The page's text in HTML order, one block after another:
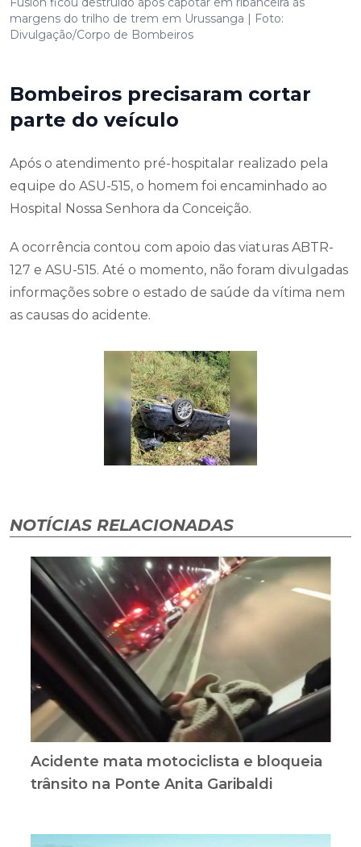
margens do trilho de trem em Urussanga | Foto:
Divulgação/Corpo de Bombeiros
Bombeiros precisaram cortar
parte do veículo
Após o atendimento pré-hospitalar realizado pela
equipe do ASU-515, o homem foi encaminhado ao
Hospital Nossa Senhora da Conceição.
A ocorrência contou com apoio das viaturas ABTR-
127 e ASU-515. Até o momento, não foram divulgadas
informações sobre o estado de saúde da vítima nem
as causas do acidente.
NOTÍCIAS RELACIONADAS
Acidente mata motociclista e bloqueia
trânsito na Ponte Anita Garibaldi